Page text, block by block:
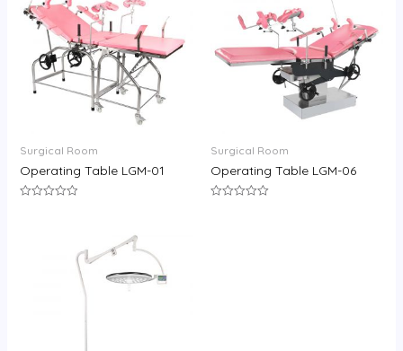
Surgical Room
Operating Table LGM-01
Surgical Room
Operating Table LGM-06